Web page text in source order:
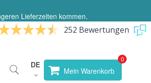
Lieferzeiten kommen.
252 Bewertungen
Sprache
DE
Mein Warenkorb